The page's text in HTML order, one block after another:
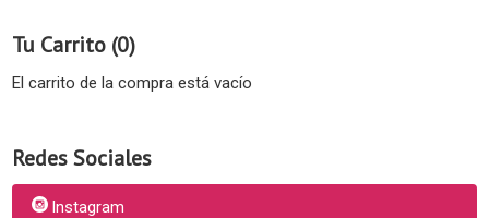
Tu Carrito (0)
El carrito de la compra está vacío
Redes Sociales
Instagram